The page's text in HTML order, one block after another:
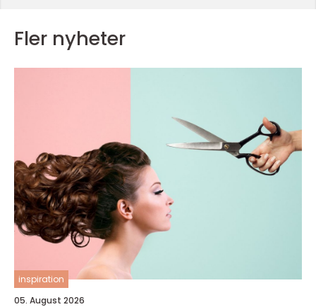
Fler nyheter
inspiration
05. August 2026